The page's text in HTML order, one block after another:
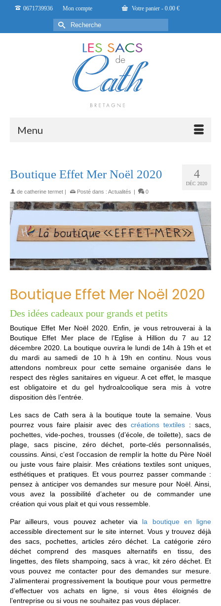
0671739936 Mon compte Votre panier - 0.00 €
Rechercher :
Menu
4
DÉC 2020
Boutique Effet Mer Noël 2020
de catherine termet | Posté dans : Actualités | 0
Boutique Effet Mer Noël 2020
Des idées cadeaux pour grands et petits
Boutique Effet Mer Noël 2020. Enfin, je vous retrouverai à la
Boutique Effet Mer place de l’Eglise à Hillion du 7 au 12
décembre 2020. La boutique ouvrira le lundi de 14h à 19h et et
du mardi au samedi de 10 h à 19h en continu. Nous vous
attendons nombreux pour cette semaine organisée dans le
respect des règles sanitaires en vigueur. A cet effet, le masque
est obligatoire et du gel hydroalcoolique sera mis à votre
disposition dès l’entrée.
Les sacs de Cath sera à la boutique toute la semaine. Vous
pourrez vous faire plaisir avec des créations textiles : sacs,
pochettes, vide-poches, trousses (d’école, de toilette), sacs de
plage, sacs piscine, zéro déchet, porte-clés personnalisés,
coussins. Ainsi, c’est l’occasion de remplir la hotte du Père Noël
ou juste vous faire plaisir. Mes créations textiles sont uniques,
esthétiques et pratiques. Et vous pourrez passer commande :
pensez à anticiper vos demandes sur mesure pour Noël. Ainsi,
vous avez la possibilité d’acheter ou de commander une
création qui vous plait et qui vous ressemble.
Par ailleurs, vous pouvez acheter via la boutique en ligne
accessible directement sur le site internet. Vous y trouvez déjà
des sacs, pochettes, articles zéro déchet. La catégorie zéro
déchet comprend des masques alternatifs en tissu, des
lingettes, des filets shampoing, sacs à vrac, kit zéro déchet. Et
vous pouvez me contacter pour des demandes sur mesure.
J’alimenterai progressivement la boutique pour vous permettre
d’effectuer vos achats en ligne, si vous êtes éloignés de
l’entreprise ou si vous ne souhaitez pas vous déplacer.